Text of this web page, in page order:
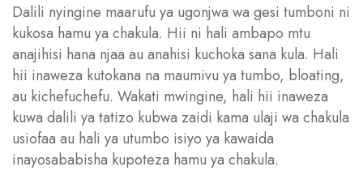
Dalili nyingine maarufu ya ugonjwa wa gesi tumboni ni
kukosa hamu ya chakula. Hii ni hali ambapo mtu
anajihisi hana njaa au anahisi kuchoka sana kula. Hali
hii inaweza kutokana na maumivu ya tumbo, bloating,
au kichefuchefu. Wakati mwingine, hali hii inaweza
kuwa dalili ya tatizo kubwa zaidi kama ulaji wa chakula
usiofaa au hali ya utumbo isiyo ya kawaida
inayosababisha kupoteza hamu ya chakula.